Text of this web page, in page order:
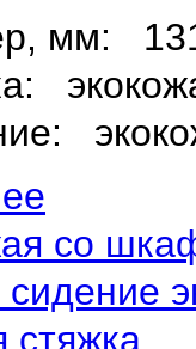
мм: